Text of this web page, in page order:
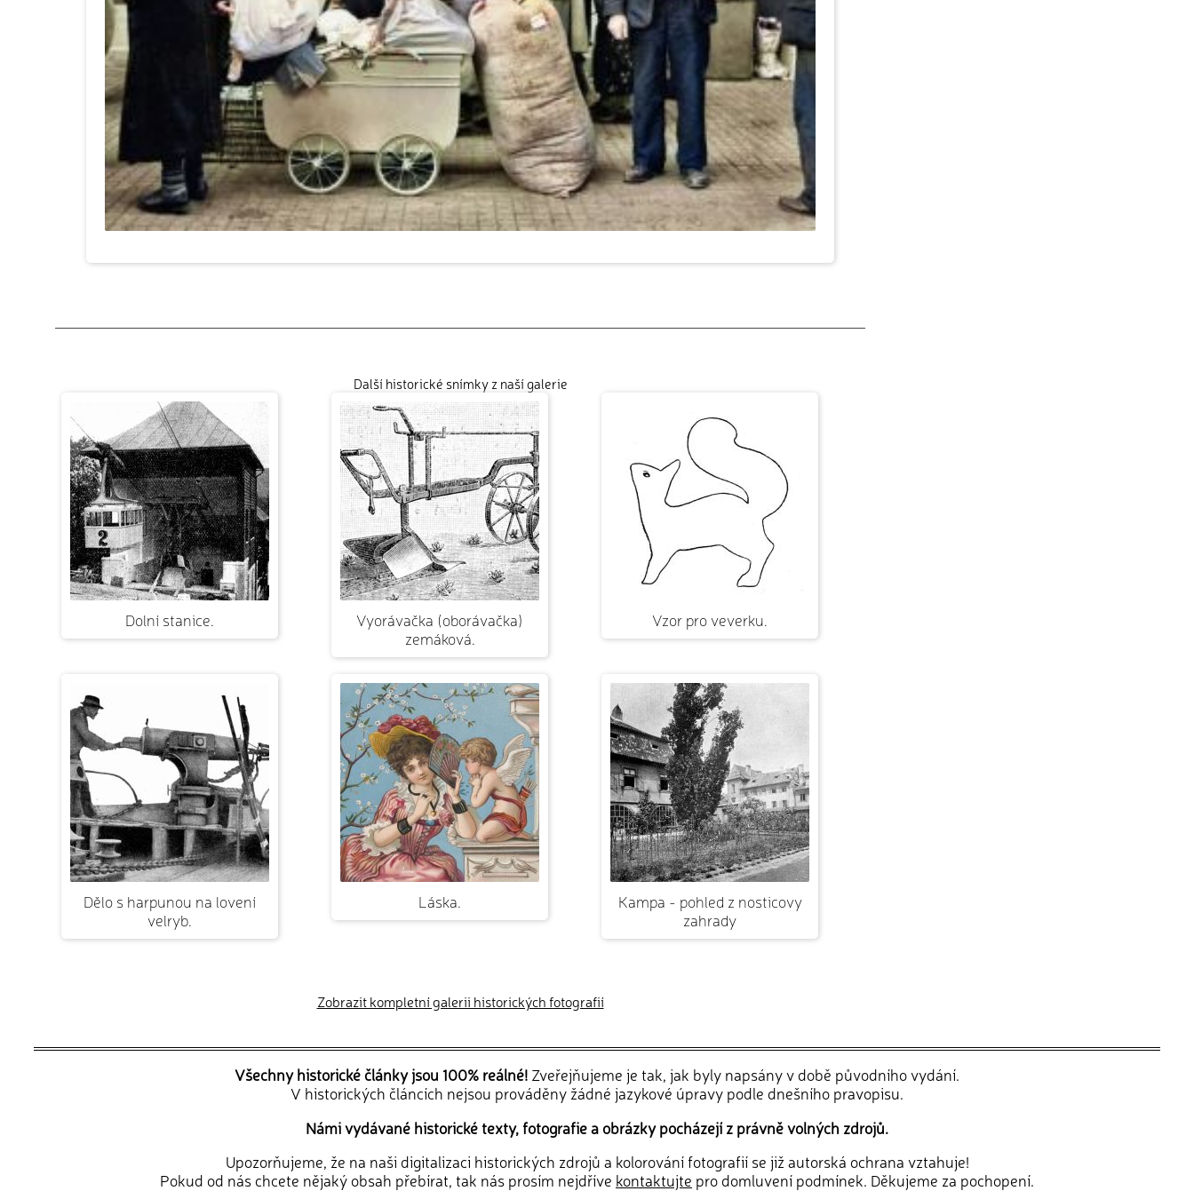
Další historické snímky z naší galerie
Dolní stanice.
Vyorávačka (oborávačka)
zemáková.
Vzor pro veverku.
Dělo s harpunou na lovení
velryb.
Láska.
Kampa - pohled z nosticovy
zahrady
Zobrazit kompletní galerii historických fotografií
Všechny historické články jsou 100% reálné! Zveřejňujeme je tak, jak byly napsány v době původního vydání.
V historických článcích nejsou prováděny žádné jazykové úpravy podle dnešního pravopisu.
Námi vydávané historické texty, fotografie a obrázky pocházejí z právně volných zdrojů.
Upozorňujeme, že na naši digitalizaci historických zdrojů a kolorování fotografií se již autorská ochrana vztahuje!
Pokud od nás chcete nějaký obsah přebírat, tak nás prosím nejdříve kontaktujte pro domluvení podmínek. Děkujeme za pochopení.